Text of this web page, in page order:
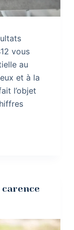
vous
au
et à la
l’objet